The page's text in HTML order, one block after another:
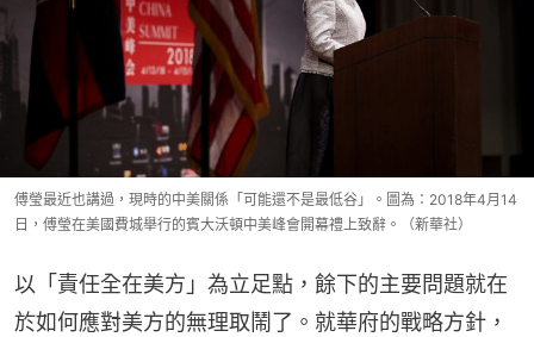
傅瑩最近也講過，現時的中美關係「可能還不是最低谷」。圖為：2018年4月14
日，傅瑩在美國費城舉行的賓大沃頓中美峰會開幕禮上致辭。（新華社）
以「責任全在美方」為立足點，餘下的主要問題就在
於如何應對美方的無理取鬧了。就華府的戰略方針，